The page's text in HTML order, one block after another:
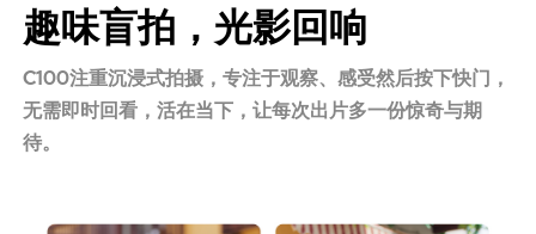
趣味盲拍，光影回响
C100注重沉浸式拍摄，专注于观察、感受然后按下快门，
无需即时回看，活在当下，让每次出片多一份惊奇与期
待。